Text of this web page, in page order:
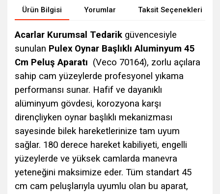
Ürün Bilgisi Yorumlar Taksit Seçenekleri
Acarlar Kurumsal Tedarik güvencesiyle
sunulan Pulex Oynar Başlıklı Aluminyum 45
Cm Peluş Aparatı (Veco 70164), zorlu açılara
sahip cam yüzeylerde profesyonel yıkama
performansı sunar. Hafif ve dayanıklı
alüminyum gövdesi, korozyona karşı
dirençliyken oynar başlıklı mekanizması
sayesinde bilek hareketlerinize tam uyum
sağlar. 180 derece hareket kabiliyeti, engelli
yüzeylerde ve yüksek camlarda manevra
yeteneğini maksimize eder. Tüm standart 45
cm cam peluşlarıyla uyumlu olan bu aparat,